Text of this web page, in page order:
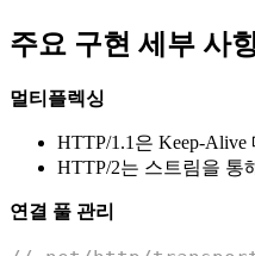
주요 구현 세부 사
멀티플렉싱
HTTP/1.1은 Keep-
HTTP/2는 스트림을 통
연결 풀 관리